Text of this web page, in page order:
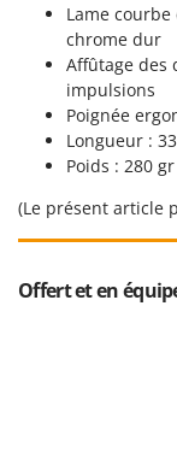
Udor
Unger
Verdemax
Vesco
Volpi
W
Lame
chrome dur
Affûtage des
impulsions
Poignée
Longueur :
Poids : 280 gr
(Le présent article
Offert et en